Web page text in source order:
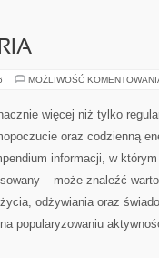
MOŻLIWOŚĆ
więcej niż tylko
oraz codzienną
informacji, w
– może znaleźć
odżywiania oraz
popularyzowaniu